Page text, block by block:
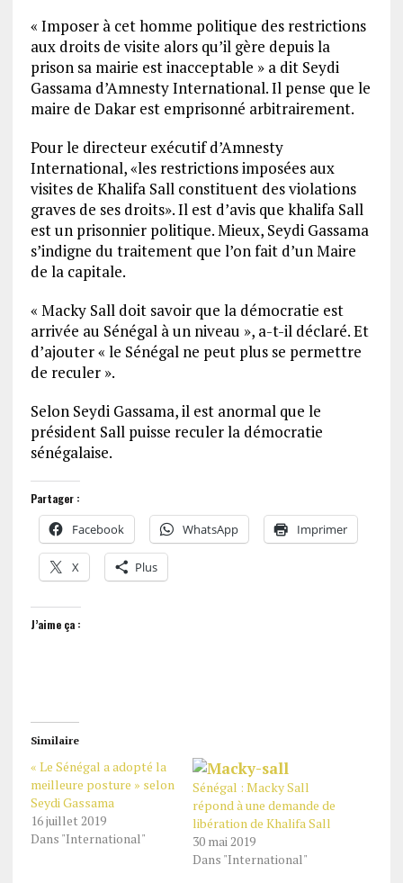
« Imposer à cet homme politique des restrictions
aux droits de visite alors qu’il gère depuis la
prison sa mairie est inacceptable » a dit Seydi
Gassama d’Amnesty International. Il pense que le
maire de Dakar est emprisonné arbitrairement.
Pour le directeur exécutif d’Amnesty
International, «les restrictions imposées aux
visites de Khalifa Sall constituent des violations
graves de ses droits». Il est d’avis que khalifa Sall
est un prisonnier politique. Mieux, Seydi Gassama
s’indigne du traitement que l’on fait d’un Maire
de la capitale.
« Macky Sall doit savoir que la démocratie est
arrivée au Sénégal à un niveau », a-t-il déclaré. Et
d’ajouter « le Sénégal ne peut plus se permettre
de reculer ».
Selon Seydi Gassama, il est anormal que le
président Sall puisse reculer la démocratie
sénégalaise.
Partager :
Facebook WhatsApp Imprimer
X Plus
J’aime ça :
Similaire
« Le Sénégal a adopté la
meilleure posture » selon
Seydi Gassama
16 juillet 2019
Dans "International"
Sénégal : Macky Sall
répond à une demande de
libération de Khalifa Sall
30 mai 2019
Dans "International"